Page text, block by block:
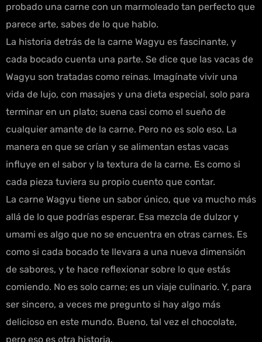
probado una carne con un marmoleado tan perfecto que
parece arte, sabes de lo que hablo.
La historia detrás de la carne Wagyu es fascinante, y
cada bocado cuenta una parte. Se dice que las vacas de
Wagyu son tratadas como reinas. Imagínate vivir una
vida de lujo, con masajes y una dieta especial, solo para
terminar en un plato; suena casi como el sueño de
cualquier amante de la carne. Pero no es solo eso. La
manera en que se crían y se alimentan estas vacas
influye en el sabor y la textura de la carne. Es como si
cada pieza tuviera su propio cuento que contar.
La carne Wagyu tiene un sabor único, que va mucho más
allá de lo que podrías esperar. Esa mezcla de dulzor y
umami es algo que no se encuentra en otras carnes. Es
como si cada bocado te llevara a una nueva dimensión
de sabores, y te hace reflexionar sobre lo que estás
comiendo. No es solo carne; es un viaje culinario. Y, para
ser sincero, a veces me pregunto si hay algo más
delicioso en este mundo. Bueno, tal vez el chocolate,
pero eso es otra historia.